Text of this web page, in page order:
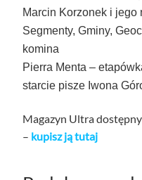
Marcin Korzonek i jego
Segmenty, Gminy,
komina
Pierra Menta –
starcie pisze Iwona
Magazyn Ultra
– kupisz ją tutaj